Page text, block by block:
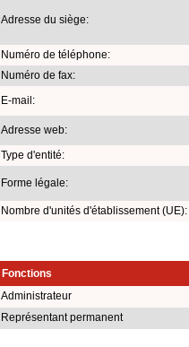
Adresse du siège:
Numéro de téléphone:
Numéro de fax:
E-mail:
Adresse web:
Type d'entité:
Forme légale:
Nombre d'unités d'établissement (UE):
Fonctions
Administrateur
Représentant permanent